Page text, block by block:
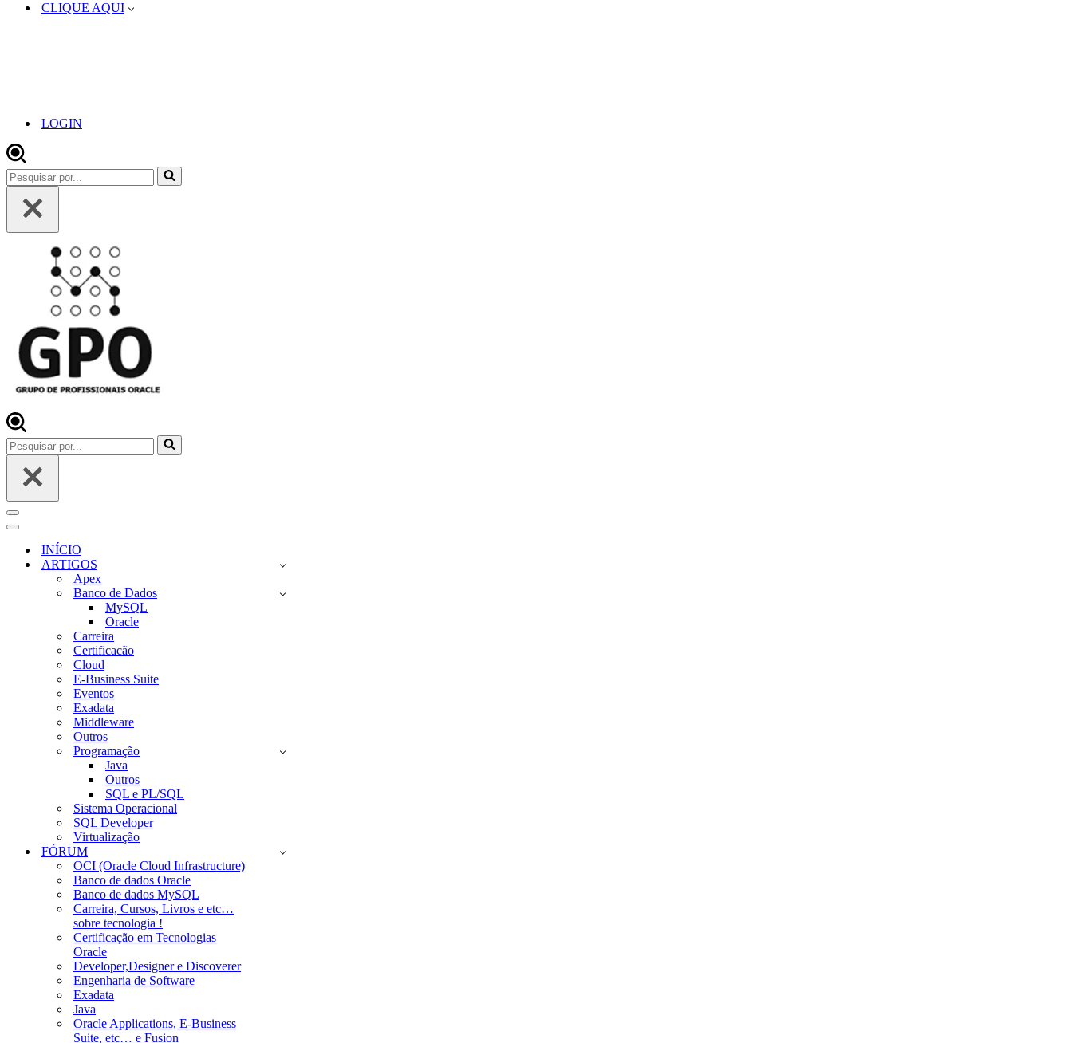
CLIQUE AQUI
LOGIN
Pesquisar
por...
Pesquisar
por...
Menu
de
navegação
Menu
navegaçãoINÍCIO
ARTIGOS
Apex
Banco de Dados
MySQL
Oracle
Carreira
Certificacão
Cloud
E-Business Suite
Eventos
Exadata
Middleware
Outros
Programação
Java
Outros
SQL e PL/SQL
Sistema Operacional
SQL Developer
Virtualização
FÓRUM
OCI (Oracle Cloud Infrastructure)
Banco de dados Oracle
Banco de dados MySQL
Carreira, Cursos, Livros e etc…
sobre tecnologia !
Certificação em Tecnologias
Oracle
Developer,Designer e Discoverer
Engenharia de Software
Exadata
Java
Oracle Applications, E-Business
Suite, etc… e Fusion